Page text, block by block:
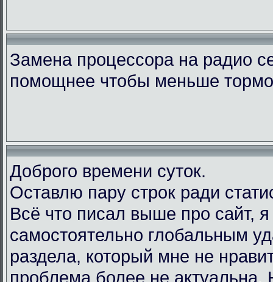
Замена процессора на радио
помощнее чтобы меньше
Доброго времени суток.
Оставлю пару строк ради
Всё что писал выше про сайт,
самостоятельно глобальным
раздела, который мне не
проблема более не актуальна.